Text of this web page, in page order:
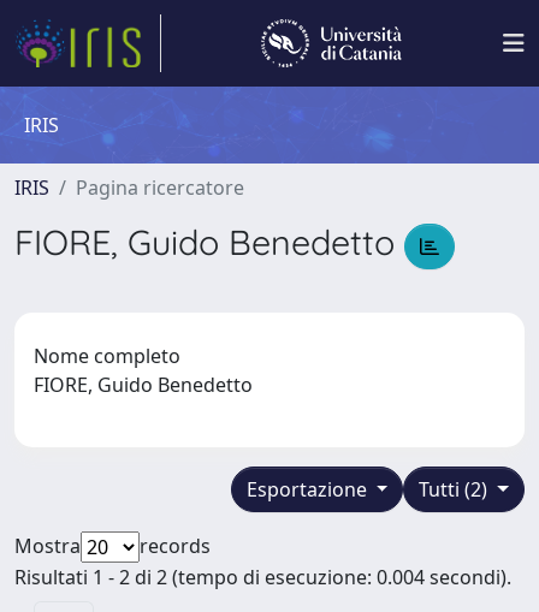
IRIS
IRIS Pagina ricercatore
FIORE, Guido Benedetto
Nome completo
FIORE, Guido Benedetto
Tutti (2)
Esportazione
Mostra
records
Risultati 1 - 2 di 2 (tempo di esecuzione: 0.004 secondi).